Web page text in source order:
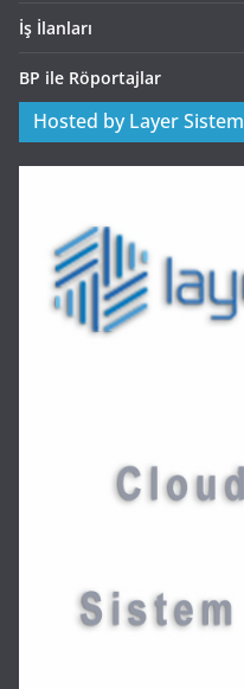
İş İlanları
BP ile Röportajlar
Hosted by Layer Sistem